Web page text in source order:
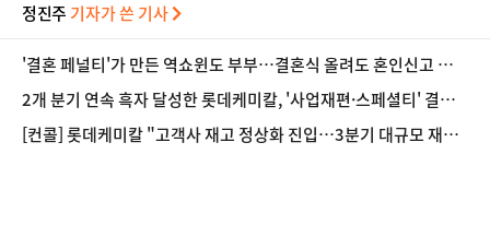
정진주 기자가 쓴 기사
'결혼 페널티'가 만든 역쇼윈도 부부…결혼식 올려도 혼인신고 미룬
다 [Now 2.30]
2개 분기 연속 흑자 달성한 롯데케미칼, '사업재편·스페셜티' 결실
(종합)
[컨콜] 롯데케미칼 "고객사 재고 정상화 진입…3분기 대규모 재고